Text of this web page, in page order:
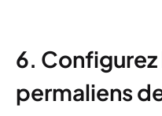
6.
permaliens